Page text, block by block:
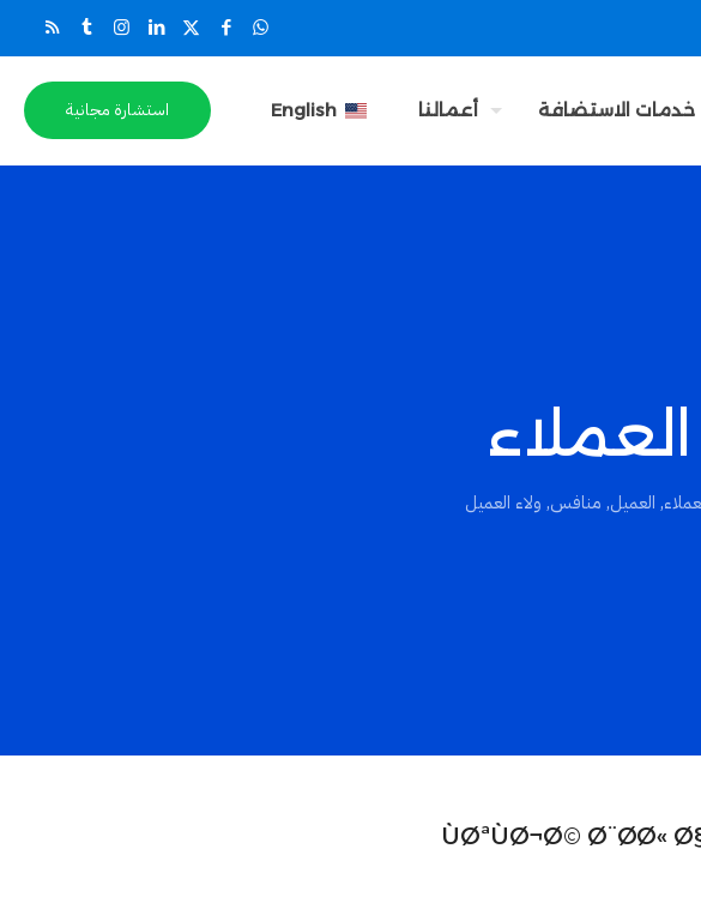
خدمات الاستضافة أعمالنا English استشارة مجانية
, العميل, منافس, ولاء العميل